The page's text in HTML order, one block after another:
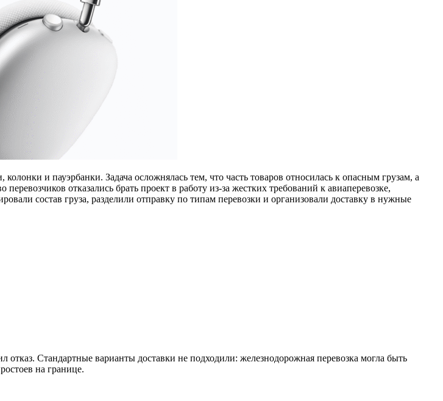
и пауэрбанки. Задача осложнялась тем, что часть товаров относилась к опасным грузам, а
отказались брать проект в работу из-за жестких требований к авиаперевозке,
состав груза, разделили отправку по типам перевозки и организовали доставку в нужные
Стандартные варианты доставки не подходили: железнодорожная перевозка могла быть
на границе.